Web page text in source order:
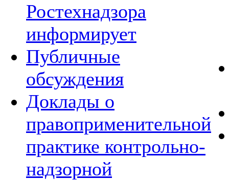
Ростехнадзора
информирует
Публичные
обсуждения
Доклады о
правоприменительной
практике контрольно-
надзорной